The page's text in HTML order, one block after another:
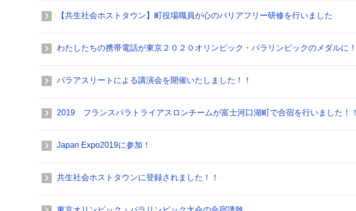
【共生社会ホストタウン】町役場職員が心のバリアフリー研修を行いました
わたしたちの携帯電話が東京２０２０オリンピック・パラリンピックのメダルに！
パラアスリートによる講演会を開催いたしました！！
2019 フランスパラトライアスロンチームが富士河口湖町で合宿を行いました！！
Japan Expo2019に参加！
共生社会ホストタウンに登録されました！！